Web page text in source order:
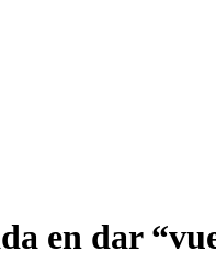
en dar